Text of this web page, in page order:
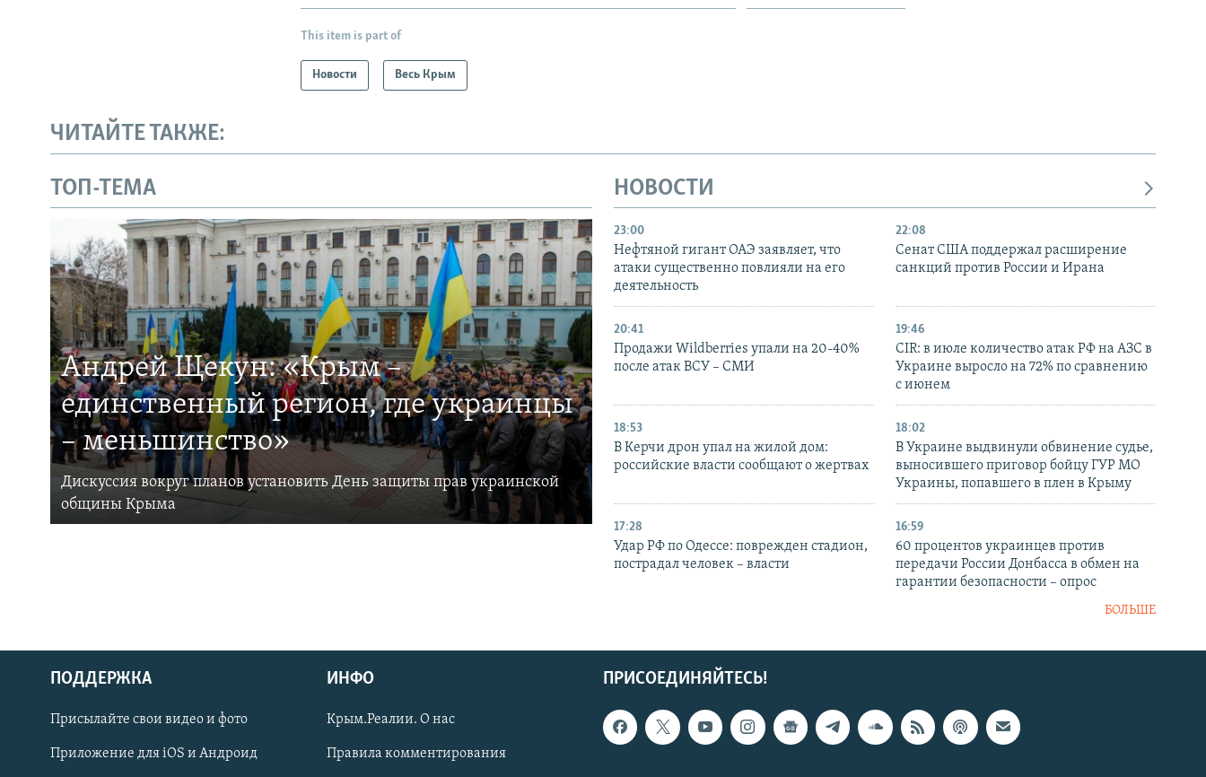
Українською
Qırımtatar
This item is part of
Новости Весь Крым
ЧИТАЙТЕ ТАКЖЕ:
ТОП-ТЕМА
Андрей Щекун: «Крым –
единственный регион, где украинцы
– меньшинство»
Дискуссия вокруг планов установить День защиты прав украинской
общины Крыма
НОВОСТИ
23:00
Нефтяной гигант ОАЭ заявляет, что
атаки существенно повлияли на его
деятельность
22:08
Сенат США поддержал расширение
санкций против России и Ирана
20:41
Продажи Wildberries упали на 20-40%
после атак ВСУ – СМИ
19:46
CIR: в июле количество атак РФ на АЗС в
Украине выросло на 72% по сравнению
с июнем
18:53
В Керчи дрон упал на жилой дом:
российские власти сообщают о жертвах
18:02
В Украине выдвинули обвинение судье,
выносившего приговор бойцу ГУР МО
Украины, попавшего в плен в Крыму
17:28
Удар РФ по Одессе: поврежден стадион,
пострадал человек – власти
16:59
60 процентов украинцев против
передачи России Донбасса в обмен на
гарантии безопасности – опрос
БОЛЬШЕ
ПРИСОЕДИНЯЙТЕСЬ!
ПОДДЕРЖКА
Присылайте свои видео и фото
Приложение для iOS и Андроид
ИНФО
Крым.Реалии. О нас
Правила комментирования